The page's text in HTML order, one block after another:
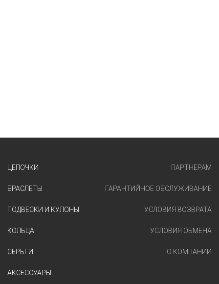
ЦЕПОЧКИ
БРАСЛЕТЫ
ПОДВЕСКИ И КУЛОНЫ
КОЛЬЦА
СЕРЬГИ
АКСЕССУАРЫ
ПАРТНЕРАМ
ГАРАНТИЙНОЕ ОБСЛУЖИВАНИЕ
УСЛОВИЯ ВОЗВРАТА
УСЛОВИЯ ОБМЕНА
О КОМПАНИИ